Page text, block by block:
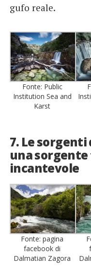
gufo reale.
Fonte: Public
Institution Sea and
Karst
7. Le sorgenti
una
incantevole
Fonte: pagina
facebook di
Dalmatian Zagora